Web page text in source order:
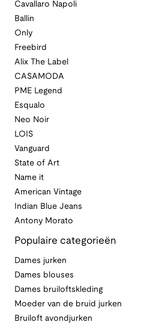
Cavallaro Napoli
Ballin
Only
Freebird
Alix The Label
CASAMODA
PME Legend
Esqualo
Neo Noir
LOIS
Vanguard
State of Art
Name it
American Vintage
Indian Blue Jeans
Antony Morato
Populaire categorieën
Dames jurken
Dames blouses
Dames bruiloftskleding
Moeder van de bruid jurken
Bruiloft avondjurken